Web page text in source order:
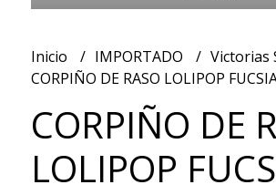
Inicio IMPORTADO
Victorias
CORPIÑO DE RASO LOLIPOP
CORPIÑO DE
LOLIPOP